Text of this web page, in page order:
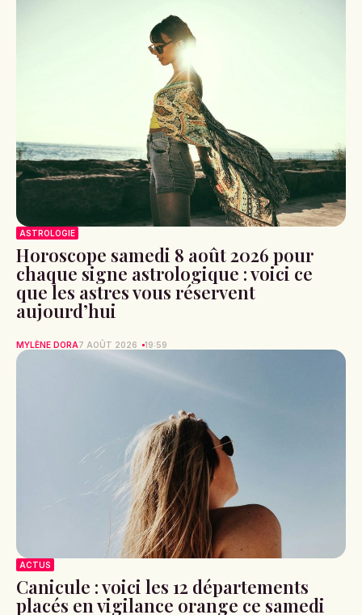
ASTROLOGIE
Horoscope samedi 8 août 2026 pour
chaque signe astrologique : voici ce
que les astres vous réservent
aujourd’hui
MYLÈNE DORA7 AOÛT 2026 19:59
ACTUS
Canicule : voici les 12 départements
placés en vigilance orange ce samedi